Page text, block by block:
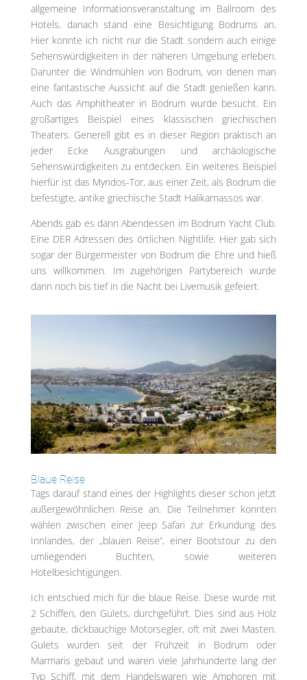
allgemeine Informationsveranstaltung im Ballroom des
Hotels, danach stand eine Besichtigung Bodrums an.
Hier konnte ich nicht nur die Stadt sondern auch einige
Sehenswürdigkeiten in der näheren Umgebung erleben.
Darunter die Windmühlen von Bodrum, von denen man
eine fantastische Aussicht auf die Stadt genießen kann.
Auch das Amphitheater in Bodrum wurde besucht. Ein
großartiges Beispiel eines klassischen griechischen
Theaters. Generell gibt es in dieser Region praktisch an
jeder Ecke Ausgrabungen und archäologische
Sehenswürdigkeiten zu entdecken. Ein weiteres Beispiel
hierfür ist das Myndos-Tor, aus einer Zeit, als Bodrum die
befestigte, antike griechische Stadt Halikarnassos war.
Abends gab es dann Abendessen im Bodrum Yacht Club.
Eine DER Adressen des örtlichen Nightlife. Hier gab sich
sogar der Bürgermeister von Bodrum die Ehre und hieß
uns willkommen. Im zugehörigen Partybereich wurde
dann noch bis tief in die Nacht bei Livemusik gefeiert.
Blaue Reise
Tags darauf stand eines der Highlights dieser schon jetzt
außergewöhnlichen Reise an. Die Teilnehmer konnten
wählen zwischen einer Jeep Safari zur Erkundung des
Innlandes, der „blauen Reise“, einer Bootstour zu den
umliegenden Buchten, sowie weiteren
Hotelbesichtigungen.
Ich entschied mich für die blaue Reise. Diese wurde mit
2 Schiffen, den Gulets, durchgeführt. Dies sind aus Holz
gebaute, dickbauchige Motorsegler, oft mit zwei Masten.
Gulets wurden seit der Frühzeit in Bodrum oder
Marmaris gebaut und waren viele Jahrhunderte lang der
Typ Schiff, mit dem Handelswaren wie Amphoren mit